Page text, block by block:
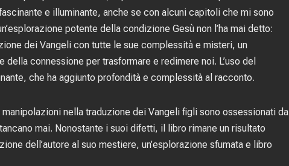
e illuminante, anche se con alcuni capitoli che mi sono
potente della condizione Gesù non l’ha mai detto:
dei Vangeli con tutte le sue complessità e misteri, un
connessione per trasformare e redimere noi. L’uso del
che ha aggiunto profondità e complessità al racconto.
nella traduzione dei Vangeli figli sono ossessionati da
mai. Nonostante i suoi difetti, il libro rimane un risultato
dell’autore al suo mestiere, un’esplorazione sfumata e libro